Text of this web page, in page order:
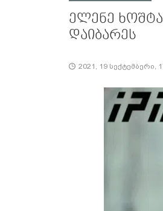
ელენე
დაიბარეს
2021, 19 სექტემბერი,